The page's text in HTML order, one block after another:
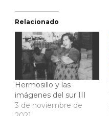
Relacionado
Hermosillo y las
imágenes del sur III
3 de noviembre de